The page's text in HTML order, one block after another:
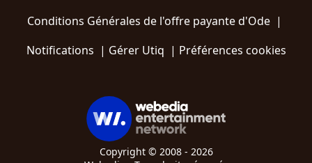
Conditions Générales de l'offre payante d'Ode |
Notifications | Gérer Utiq | Préférences cookies
Copyright © 2008 - 2026